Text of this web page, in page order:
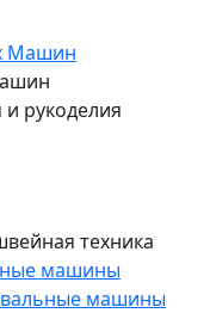
рукоделия
техника
машины
машины